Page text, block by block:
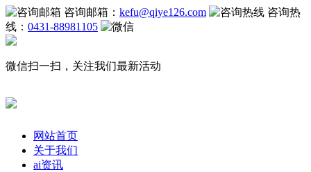
咨询邮箱： kefu@qiye126.com
咨询热
线： 0431-88981105
微信扫一扫，关注我们最新活动
网站首页
关于我们
ai资讯